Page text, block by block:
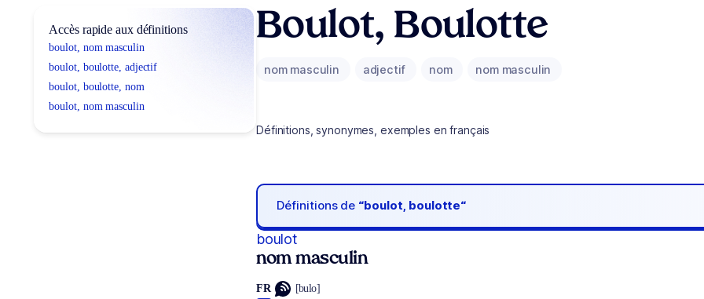
Accès rapide aux définitions
boulot, nom masculin
boulot, boulotte, adjectif
boulot, boulotte, nom
boulot, nom masculin
Boulot, Boulotte
nom masculin adjectif nom nom masculin
Définitions, synonymes, exemples en français
Définitions de “boulot, boulotte“
boulot
nom masculin
FR [bulo]